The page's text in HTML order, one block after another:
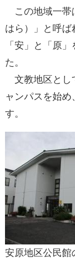
この地域一帯
はら）」と呼
「安」と「原
た。
文教地区とし
ャンパスを始
す。
安原地区公民館